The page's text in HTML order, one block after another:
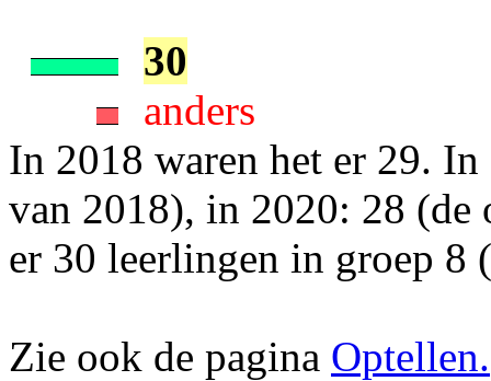
30
anders
In 2018 waren het er 29.
van 2018), in 2020: 28 (de
er 30 leerlingen in groep 8
Zie ook de pagina Optellen.